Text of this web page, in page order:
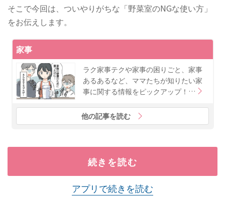
​そこで今回は、ついやりがちな「野菜室のNGな使い方」
をお伝えします。
家事
ラク家事テクや家事の困りごと、家事
あるあるなど、ママたちが知りたい家
事に関する情報をピックアップ！…
他の記事を読む
続きを読む
アプリで続きを読む